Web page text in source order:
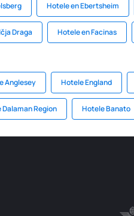
Hotele en Ebertsheim
Draga Hotele en Facinas
Anglesey Hotele England
Region Hotele Banato